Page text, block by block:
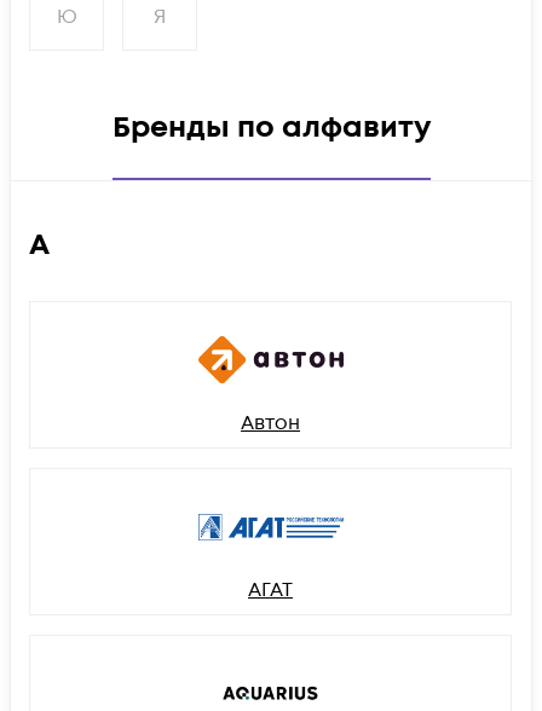
Ю Я
Бренды по алфавиту
А
Автон
АГАТ